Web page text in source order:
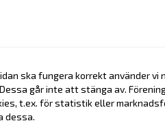
ska fungera korrekt använder vi
går inte att stänga av.
t.ex. för statistik eller
dessa.